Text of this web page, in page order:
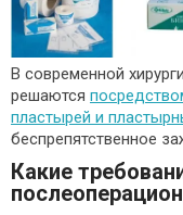
В современной
решаются
пластырей и
беспрепятственное
Какие